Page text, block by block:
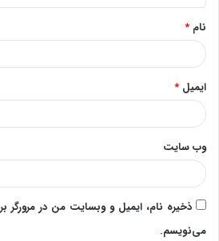
*
نام *
ایمیل *
وب‌ سایت
ذخیره نام، ایمیل و وبسایت من در مرورگر
می‌نویسم.